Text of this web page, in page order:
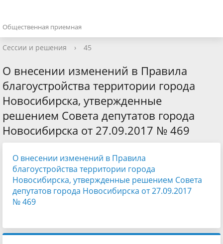
Общественная приемная
Сессии и решения › 45
О внесении изменений в Правила
благоустройства территории города
Новосибирска, утвержденные
решением Совета депутатов города
Новосибирска от 27.09.2017 № 469
О внесении изменений в Правила
благоустройства территории города
Новосибирска, утвержденные решением Совета
депутатов города Новосибирска от 27.09.2017
№ 469